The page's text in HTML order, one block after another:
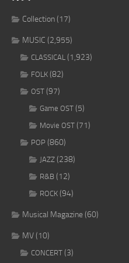
Collection(17)
MUSIC (2,955)
CLASSICAL (1,923)
FOLK (82)
OST (97)
Game OST (5)
Movie OST (71)
POP (860)
JAZZ (238)
R&B (12)
ROCK (94)
Musical Magazine(60)
MV(10)
CONCERT (3)